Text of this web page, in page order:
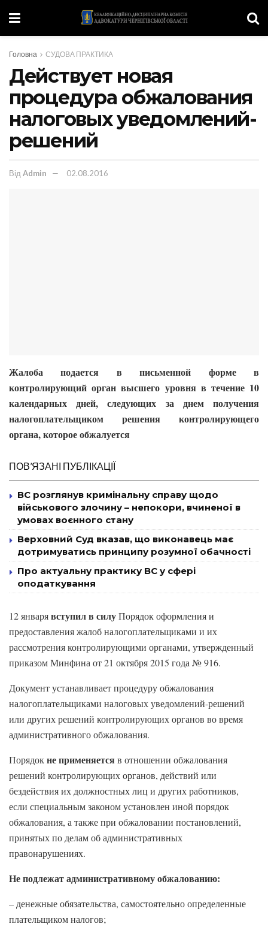
Головна СУДОВА ПРАКТИКА
Действует новая
процедура обжалования
налоговых уведомлений-
решений
Від Admin 02.08.2016
Жалоба подается в письменной форме в
контролирующий орган высшего уровня в течение 10
календарных дней, следующих за днем получения
налогоплательщиком решения контролирующего
органа, которое обжалуется
ПОВ’ЯЗАНІ ПУБЛІКАЦІЇ
ВС розглянув кримінальну справу щодо
військового злочину – непокори, вчиненої в
умовах воєнного стану
Верховний Суд вказав, що виконавець має
дотримуватись принципу розумної обачності
Про актуальну практику ВС у сфері
оподаткування
12 январявступил в силуПорядок оформления и
предоставления жалоб налогоплательщиками и их
рассмотрения контролирующими органами, утвержденный
приказом Минфина от 21 октября 2015 года № 916.
Документ устанавливает процедуру обжалования
налогоплательщиками налоговых уведомлений-решений
или других решений контролирующих органов во время
административного обжалования.
Порядокне применяетсяв отношении обжалования
решений контролирующих органов, действий или
бездействия их должностных лиц и других работников,
если специальным законом установлен иной порядок
обжалования, а также при обжаловании постановлений,
принятых по делам об административных
правонарушениях.
Не подлежат административному обжалованию:
– денежные обязательства, самостоятельно определенные
плательщиком налогов;